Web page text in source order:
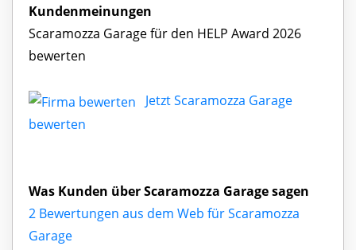
Kundenmeinungen
Scaramozza Garage für den HELP Award 2026
bewerten
Jetzt Scaramozza Garage
bewerten
Was Kunden über Scaramozza Garage sagen
2 Bewertungen aus dem Web für Scaramozza
Garage